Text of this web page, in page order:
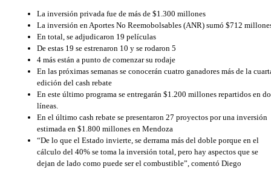
La inversión privada fue de más de $1.300 millones
La inversión en Aportes No Reemobolsables (ANR) sumó $712
En total, se adjudicaron 19 películas
De estas 19 se estrenaron 10 y se rodaron 5
4 más están a punto de comenzar su rodaje
En las próximas semanas se conocerán cuatro ganadores más de la
edición del cash rebate
En este último programa se entregarán $1.200 millones repartidos en
líneas.
En el último cash rebate se presentaron 27 proyectos por una inversión
estimada en $1.800 millones en Mendoza
“De lo que el Estado invierte, se derrama más del doble porque en el
cálculo del 40% se toma la inversión total, pero hay aspectos que se
dejan de lado como puede ser el combustible”, comentó Diego